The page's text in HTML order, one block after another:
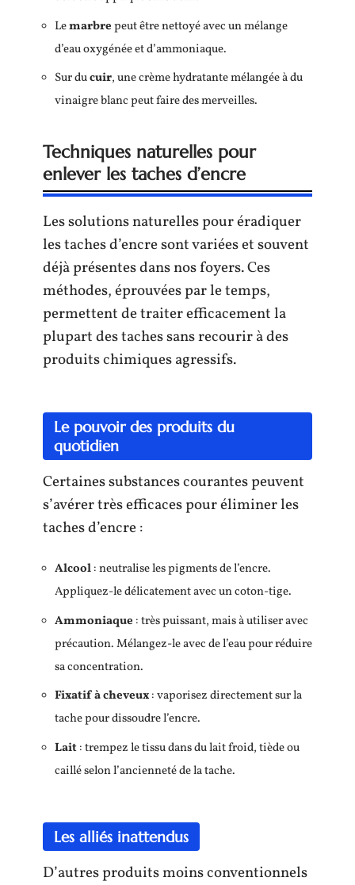
Lemarbrepeut être nettoyé avec un mélange
d’eau oxygénée et d’ammoniaque.
Sur ducuir, une crème hydratante mélangée à du
vinaigre blanc peut faire des merveilles.
Techniques naturelles pour
enlever les taches d’encre
Les solutions naturelles pour éradiquer
les taches d’encre sont variées et souvent
déjà présentes dans nos foyers. Ces
méthodes, éprouvées par le temps,
permettent de traiter efficacement la
plupart des taches sans recourir à des
produits chimiques agressifs.
Le pouvoir des produits du
quotidien
Certaines substances courantes peuvent
s’avérer très efficaces pour éliminer les
taches d’encre :
Alcool: neutralise les pigments de l’encre.
Appliquez-le délicatement avec un coton-tige.
Ammoniaque : très puissant, mais à utiliser avec
précaution. Mélangez-le avec de l’eau pour réduire
sa concentration.
Fixatif à cheveux: vaporisez directement sur la
tache pour dissoudre l’encre.
Lait: trempez le tissu dans du lait froid, tiède ou
caillé selon l’ancienneté de la tache.
Les alliés inattendus
D’autres produits moins conventionnels